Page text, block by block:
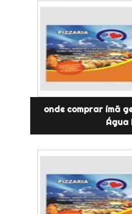
onde comprar ímã
Água